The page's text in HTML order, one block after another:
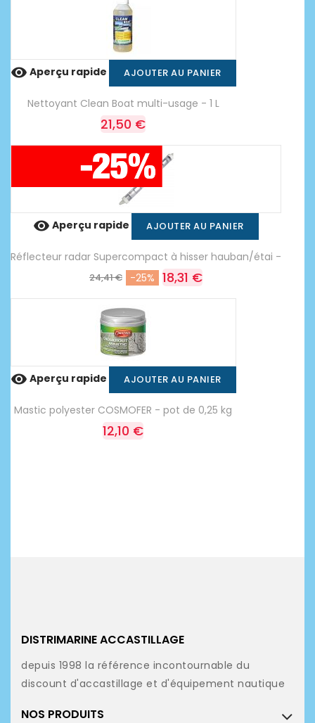
 Aperçu rapide AJOUTER AU PANIER
Nettoyant Clean Boat multi-usage - 1 L
21,50 €
 Aperçu rapide AJOUTER AU PANIER
Réflecteur radar Supercompact à hisser hauban/étai -
24,41 € -25% 18,31 €
 Aperçu rapide AJOUTER AU PANIER
Mastic polyester COSMOFER - pot de 0,25 kg
12,10 €
DISTRIMARINE ACCASTILLAGE
depuis 1998 la référence incontournable du
discount d'accastillage et d'équipement nautique
NOS PRODUITS